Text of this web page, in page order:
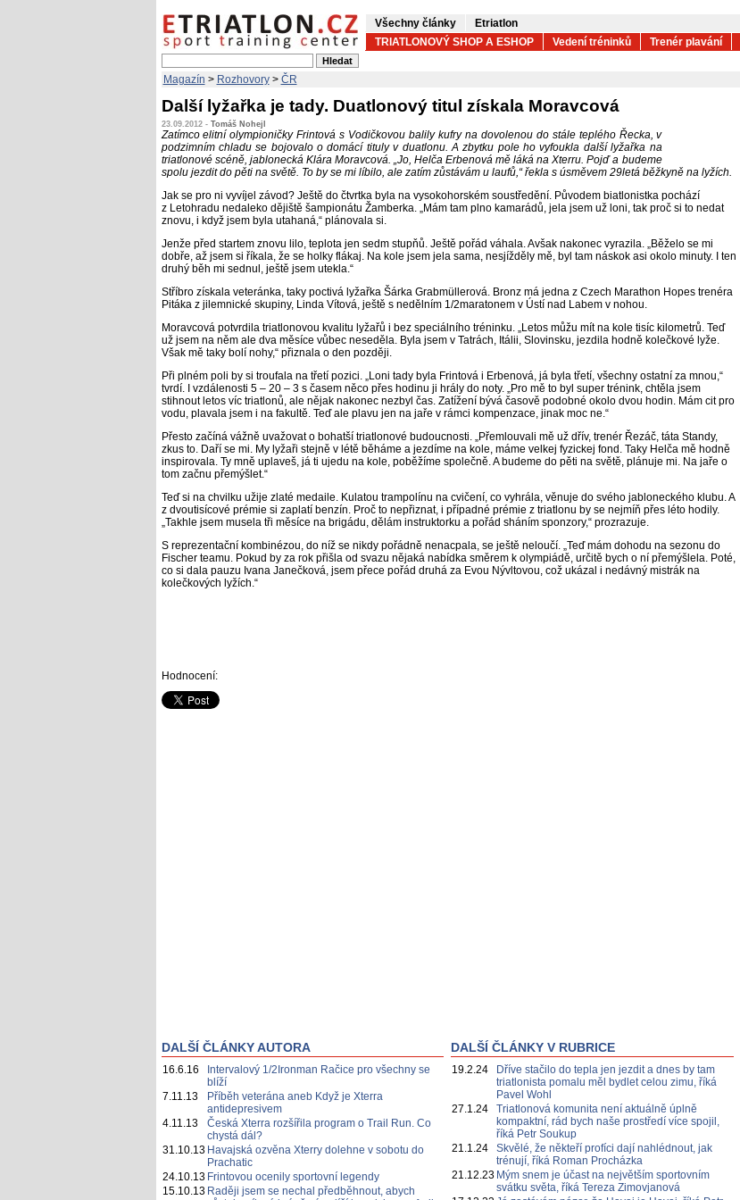
Všechny články
Etriatlon
TRIATLONOVÝ SHOP A ESHOP
Vedení tréninků Trenér plavání
Magazín > Rozhovory> ČR
Další lyžařka je tady. Duatlonový titul získala Moravcová
23.09.2012 - Tomáš Nohejl
Zatímco elitní olympioničky Frintová s Vodičkovou balily kufry na dovolenou do stále teplého Řecka, v
podzimním chladu se bojovalo o domácí tituly v duatlonu. A zbytku pole ho vyfoukla další lyžařka na
triatlonové scéně, jablonecká Klára Moravcová. „Jo, Helča Erbenová mě láká na Xterru. Pojď a budeme
spolu jezdit do pěti na světě. To by se mi líbilo, ale zatím zůstávám u laufů,“ řekla s úsměvem 29letá běžkyně na lyžích.
Jak se pro ni vyvíjel závod? Ještě do čtvrtka byla na vysokohorském soustředění. Původem biatlonistka pochází
z Letohradu nedaleko dějiště šampionátu Žamberka. „Mám tam plno kamarádů, jela jsem už loni, tak proč si to nedat
znovu, i když jsem byla utahaná,“ plánovala si.
Jenže před startem znovu lilo, teplota jen sedm stupňů. Ještě pořád váhala. Avšak nakonec vyrazila. „Běželo se mi
dobře, až jsem si říkala, že se holky flákaj. Na kole jsem jela sama, nesjížděly mě, byl tam náskok asi okolo minuty. I ten
druhý běh mi sednul, ještě jsem utekla.“
Stříbro získala veteránka, taky poctivá lyžařka Šárka Grabmüllerová. Bronz má jedna z Czech Marathon Hopes trenéra
Pitáka z jilemnické skupiny, Linda Vítová, ještě s nedělním 1/2maratonem v Ústí nad Labem v nohou.
Moravcová potvrdila triatlonovou kvalitu lyžařů i bez speciálního tréninku. „Letos můžu mít na kole tisíc kilometrů. Teď
už jsem na něm ale dva měsíce vůbec neseděla. Byla jsem v Tatrách, Itálii, Slovinsku, jezdila hodně kolečkové lyže.
Však mě taky bolí nohy,“ přiznala o den později.
Při plném poli by si troufala na třetí pozici. „Loni tady byla Frintová i Erbenová, já byla třetí, všechny ostatní za mnou,“
tvrdí. I vzdálenosti 5 – 20 – 3 s časem něco přes hodinu ji hrály do noty. „Pro mě to byl super trénink, chtěla jsem
stihnout letos víc triatlonů, ale nějak nakonec nezbyl čas. Zatížení bývá časově podobné okolo dvou hodin. Mám cit pro
vodu, plavala jsem i na fakultě. Teď ale plavu jen na jaře v rámci kompenzace, jinak moc ne.“
Přesto začíná vážně uvažovat o bohatší triatlonové budoucnosti. „Přemlouvali mě už dřív, trenér Řezáč, táta Standy,
zkus to. Daří se mi. My lyžaři stejně v létě běháme a jezdíme na kole, máme velkej fyzickej fond. Taky Helča mě hodně
inspirovala. Ty mně uplaveš, já ti ujedu na kole, poběžíme společně. A budeme do pěti na světě, plánuje mi. Na jaře o
tom začnu přemýšlet.“
Teď si na chvilku užije zlaté medaile. Kulatou trampolínu na cvičení, co vyhrála, věnuje do svého jabloneckého klubu. A
z dvoutisícové prémie si zaplatí benzín. Proč to nepřiznat, i případné prémie z triatlonu by se nejmíň přes léto hodily.
„Takhle jsem musela tři měsíce na brigádu, dělám instruktorku a pořád sháním sponzory,“ prozrazuje.
S reprezentační kombinézou, do níž se nikdy pořádně nenacpala, se ještě neloučí. „Teď mám dohodu na sezonu do
Fischer teamu. Pokud by za rok přišla od svazu nějaká nabídka směrem k olympiádě, určitě bych o ní přemýšlela. Poté,
co si dala pauzu Ivana Janečková, jsem přece pořád druhá za Evou Nývltovou, což ukázal i nedávný mistrák na
kolečkových lyžích.“
Hodnocení:
DALŠÍ ČLÁNKY AUTORA
16.6.16
Intervalový 1/2Ironman Račice pro všechny se
blíží
7.11.13
Příběh veterána aneb Když je Xterra
antidepresivem
4.11.13
Česká Xterra rozšířila program o Trail Run. Co
chystá dál?
31.10.13 Havajská ozvěna Xterry dolehne v sobotu do
Prachatic
24.10.13 Frintovou ocenily sportovní legendy
15.10.13 Raději jsem se nechal předběhnout, abych
DALŠÍ ČLÁNKY V RUBRICE
19.2.24
Dříve stačilo do tepla jen jezdit a dnes by tam
triatlonista pomalu měl bydlet celou zimu, říká
Pavel Wohl
27.1.24
Triatlonová komunita není aktuálně úplně
kompaktní, rád bych naše prostředí více spojil,
říká Petr Soukup
21.1.24
Skvělé, že někteří profíci dají nahlédnout, jak
trénují, říká Roman Procházka
21.12.23 Mým snem je účast na největším sportovním
svátku světa, říká Tereza Zimovjanová